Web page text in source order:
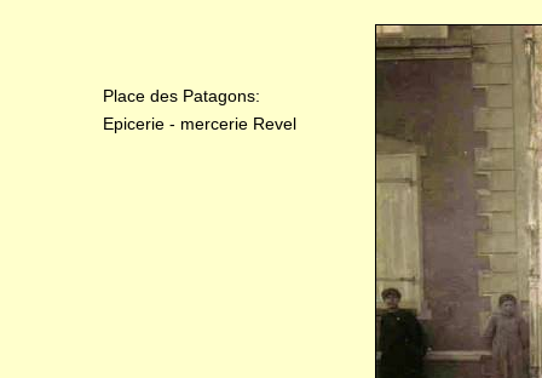
Place des Patagons:
Epicerie - mercerie Revel